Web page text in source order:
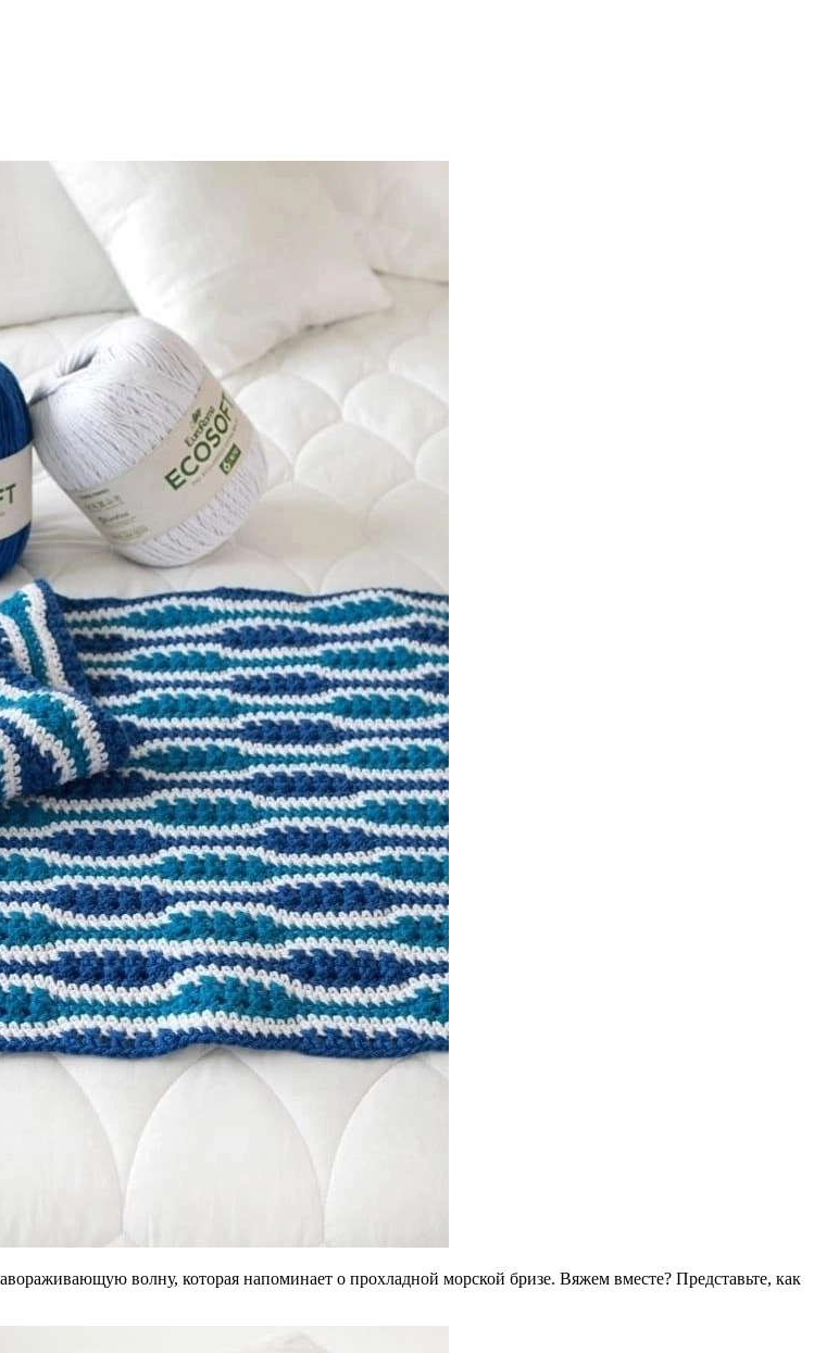
волну, которая напоминает о прохладной морской бризе. Вяжем вместе? Представьте, как